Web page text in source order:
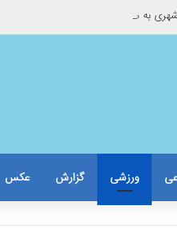
به موتورسوار گرفتار
ورزشی گزارش عکس